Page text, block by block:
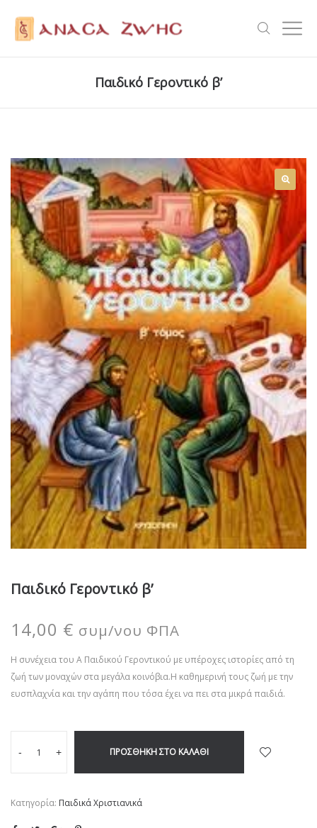
Παιδικό Γεροντικό β’
Παιδικό Γεροντικό β’
14,00 € συμ/νου ΦΠΑ
Η συνέχεια του Α Παιδικού Γεροντικού με υπέροχες ιστορίες από τη
ζωή των μοναχών στα μεγάλα κοινόβια.Η καθημερινή τους ζωή με την
ευσπλαχνία και την αγάπη που τόσα έχει να πει στα μικρά παιδιά.
- + ΠΡΟΣΘΉΚΗ ΣΤΟ ΚΑΛΆΘΙ
Κατηγορία: Παιδικά Χριστιανικά